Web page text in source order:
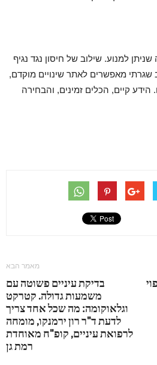
למנוע. שילוב של חיסון נגד נגיף
מאפשרים לאתר שינויים מוקדם,
קיים, הכלים זמינים, והבחירה
מאמר הבא
בדיקת עיניים פשוטה עם
משמעות גדולה. קטרקט
וגלאוקומה: מה שכל אחד צריך
לדעת ד"ר רון ירמנקו, מומחה
לרפואת עיניים, קופ"ח מאוחדת
רמת גן